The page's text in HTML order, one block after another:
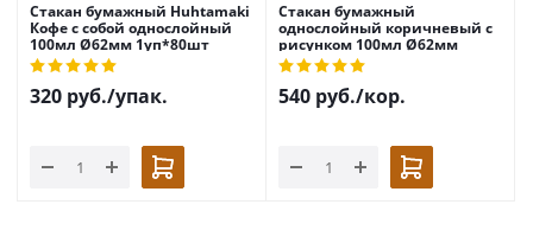
Стакан бумажный Huhtamaki
Кофе с собой однослойный
100мл Ø62мм 1уп*80шт
320 руб./упак.
Стакан бумажный
однослойный коричневый с
рисунком 100мл Ø62мм
1кор*600шт
540 руб./кор.